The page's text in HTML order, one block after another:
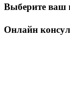
Выберите ваш
Онлайн